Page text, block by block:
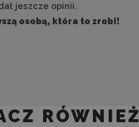
jeszcze opinii.
osobą, która to zrobi!
RÓWNIEŻ